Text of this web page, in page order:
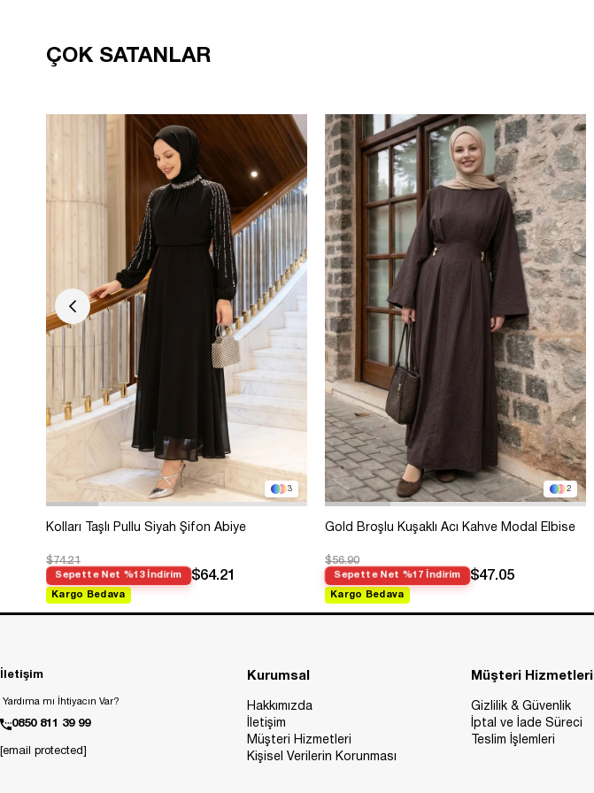
ÇOK SATANLAR
3
Kolları Taşlı Pullu Siyah Şifon Abiye
$74.21
Sepette Net %13 İndirim $64.21
Kargo Bedava
2
Gold Broşlu Kuşaklı Acı Kahve Modal Elbise
$56.90
Sepette Net %17 İndirim $47.05
Kargo Bedava
İletişim
Yardıma mı İhtiyacın Var?
0850 811 39 99
[email protected]
Kurumsal
Hakkımızda
İletişim
Müşteri Hizmetleri
Kişisel Verilerin Korunması
Müşteri Hizmetleri
Gizlilik & Güvenlik
İptal ve İade Süreci
Teslim İşlemleri